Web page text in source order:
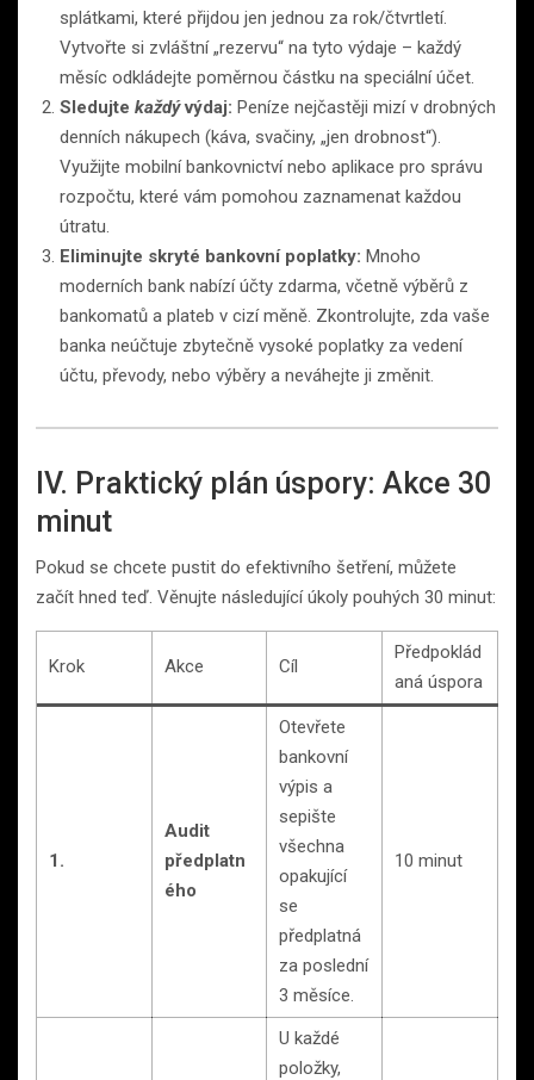
splátkami, které přijdou jen jednou za rok/čtvrtletí.
Vytvořte si zvláštní „rezervu“ na tyto výdaje – každý
měsíc odkládejte poměrnou částku na speciální účet.
Sledujte každývýdaj: Peníze nejčastěji mizí v drobných
denních nákupech (káva, svačiny, „jen drobnost“).
Využijte mobilní bankovnictví nebo aplikace pro správu
rozpočtu, které vám pomohou zaznamenat každou
útratu.
Eliminujte skryté bankovní poplatky: Mnoho
moderních bank nabízí účty zdarma, včetně výběrů z
bankomatů a plateb v cizí měně. Zkontrolujte, zda vaše
banka neúčtuje zbytečně vysoké poplatky za vedení
účtu, převody, nebo výběry a neváhejte ji změnit.
IV. Praktický plán úspory: Akce 30
minut
Pokud se chcete pustit do efektivního šetření, můžete
začít hned teď. Věnujte následující úkoly pouhých 30 minut:
Krok Akce Cíl
Předpoklád
aná úspora
1.
Audit
předplatn
ého
Otevřete
bankovní
výpis a
sepište
všechna
opakující
se
předplatná
za poslední
3 měsíce.
10 minut
U každé
položky,